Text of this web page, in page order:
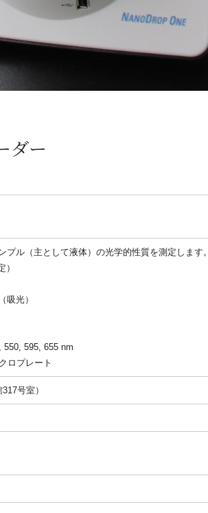
ダー
プル（主として液体）の光学的性質を測定します。
吸光）
595, 655 nm
ロプレート
号室）